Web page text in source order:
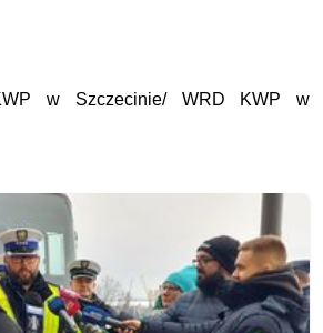
w Szczecinie/ WRD KWP w